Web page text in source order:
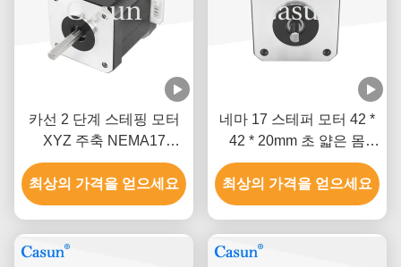
카선 2 단계 스테핑 모터
XYZ 주축 NEMA17
0.52Nm
최상의 가격을 얻으세요
네마 17 스테퍼 모터 42 *
42 * 20mm 초 얇은 몸
1.0A 130mN.m 의료 장비
최상의 가격을 얻으세요